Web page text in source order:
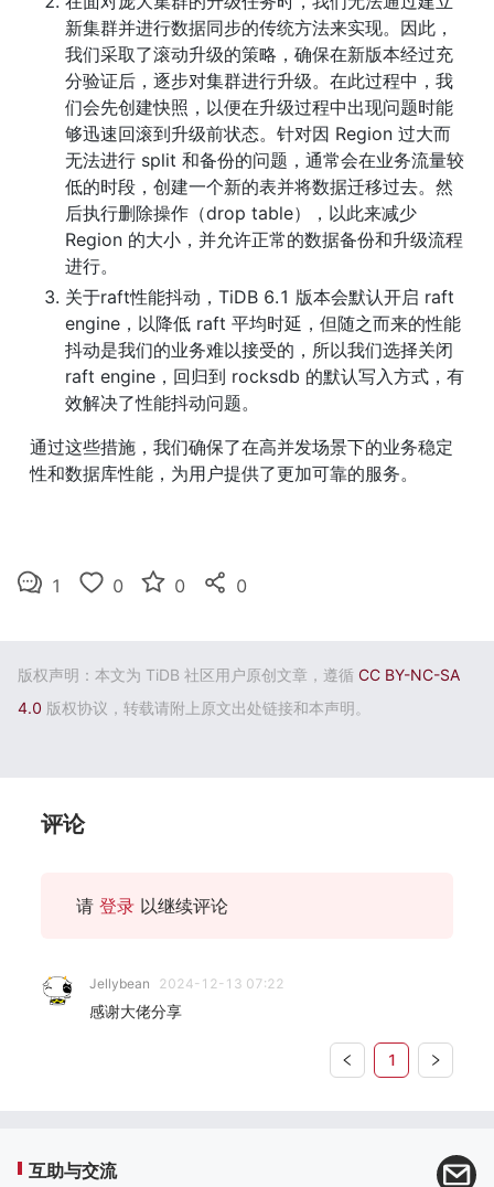
新集群并进行数据同步的传统方法来实现。因此，
我们采取了滚动升级的策略，确保在新版本经过充
分验证后，逐步对集群进行升级。在此过程中，我
们会先创建快照，以便在升级过程中出现问题时能
够迅速回滚到升级前状态。针对因 Region 过大而
无法进行 split 和备份的问题，通常会在业务流量较
低的时段，创建一个新的表并将数据迁移过去。然
后执行删除操作（drop table），以此来减少
Region 的大小，并允许正常的数据备份和升级流程
进行。
关于raft性能抖动，TiDB 6.1 版本会默认开启 raft
engine，以降低 raft 平均时延，但随之而来的性能
抖动是我们的业务难以接受的，所以我们选择关闭
raft engine，回归到 rocksdb 的默认写入方式，有
效解决了性能抖动问题。
通过这些措施，我们确保了在高并发场景下的业务稳定
性和数据库性能，为用户提供了更加可靠的服务。
1 0 0 0
版权声明：本文为 TiDB 社区用户原创文章，遵循 CC BY-NC-SA
4.0 版权协议，转载请附上原文出处链接和本声明。
评论
请 登录 以继续评论
Jellybean 2024-12-13 07:22
感谢大佬分享
1
互助与交流